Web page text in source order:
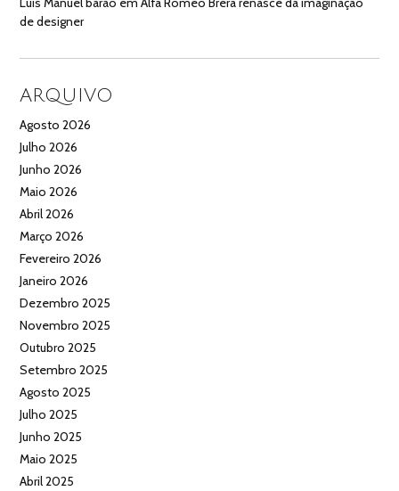
de designer
ARQUIVO
Agosto 2026
Julho 2026
Junho 2026
Maio 2026
Abril 2026
Março 2026
Fevereiro 2026
Janeiro 2026
Dezembro 2025
Novembro 2025
Outubro 2025
Setembro 2025
Agosto 2025
Julho 2025
Junho 2025
Maio 2025
Abril 2025